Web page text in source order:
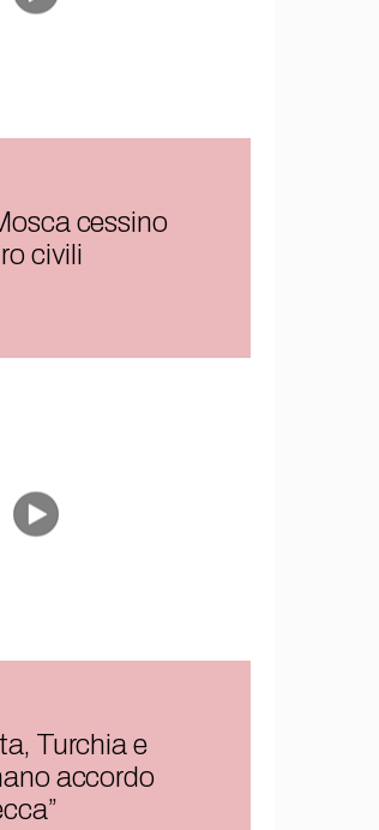
cessino
civili
Turchia e
accordo